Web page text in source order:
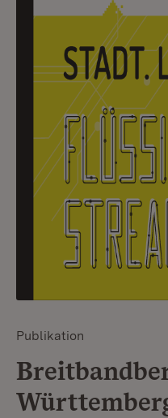
Publikation